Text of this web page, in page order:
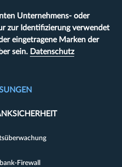
Unternehmens- oder
zur Identifizierung verwendet
eingetragene Marken der
sein. Datenschutz
Firewall